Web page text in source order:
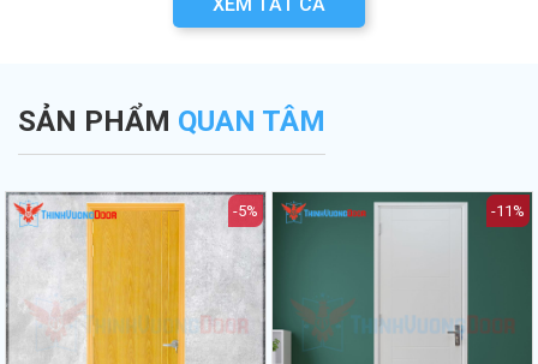
SẢN PHẨM QUAN TÂM
-5% -11%